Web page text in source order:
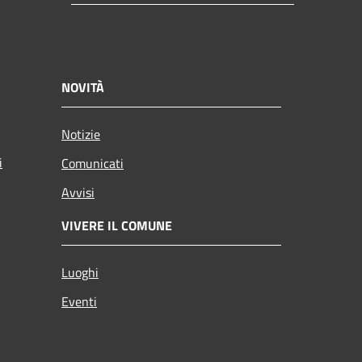
NOVITÀ
Notizie
Comunicati
Avvisi
VIVERE IL COMUNE
Luoghi
Eventi